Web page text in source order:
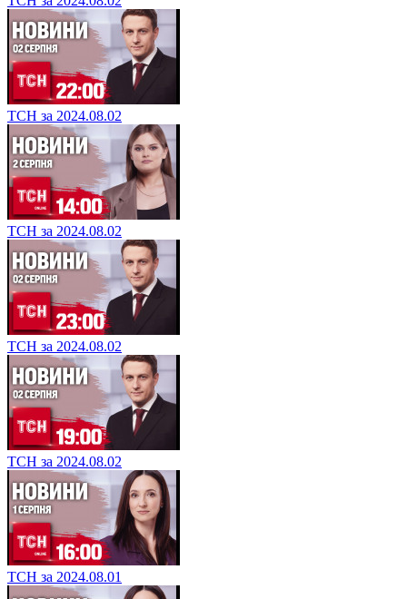
ТСН за 2024.08.02
ТСН за 2024.08.02
ТСН за 2024.08.02
ТСН за 2024.08.02
ТСН за 2024.08.01